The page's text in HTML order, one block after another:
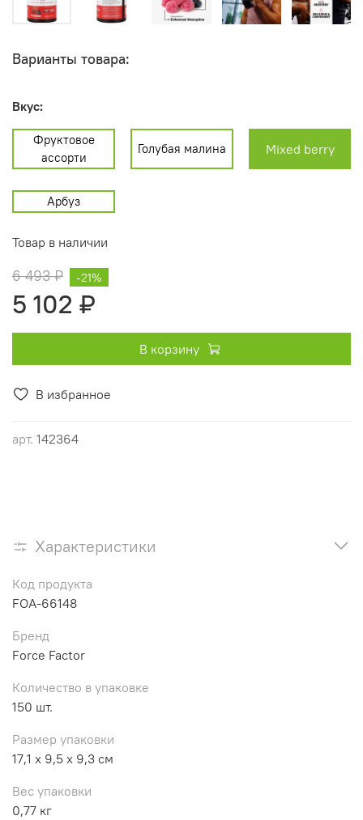
В избранное
арт. 142364
Варианты товара:
Вкус:
Фруктовое
ассорти
Голубая малина Mixed berry
Арбуз
Товар в наличии
6 493 ₽
5 102 ₽
-21%
В корзину
Характеристики
Код продукта
FOA-66148
Бренд
Force Factor
Количество в упаковке
150 шт.
Размер упаковки
17,1 x 9,5 x 9,3 см
Вес упаковки
0,77 кг